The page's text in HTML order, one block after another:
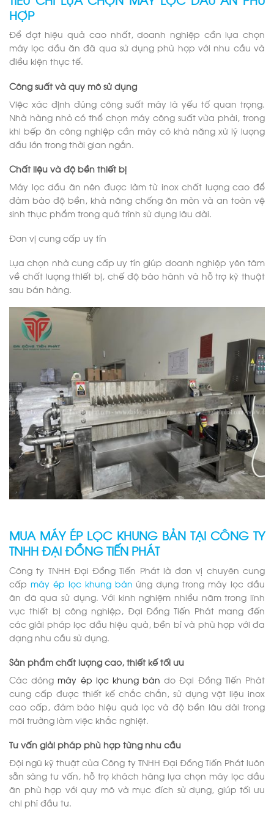
HỢP
Để đạt hiệu quả cao nhất, doanh nghiệp cần lựa chọn
máy lọc dầu ăn đã qua sử dụng phù hợp với nhu cầu và
điều kiện thực tế.
Công suất và quy mô sử dụng
Việc xác định đúng công suất máy là yếu tố quan trọng.
Nhà hàng nhỏ có thể chọn máy công suất vừa phải, trong
khi bếp ăn công nghiệp cần máy có khả năng xử lý lượng
dầu lớn trong thời gian ngắn.
Chất liệu và độ bền thiết bị
Máy lọc dầu ăn nên được làm từ inox chất lượng cao để
đảm bảo độ bền, khả năng chống ăn mòn và an toàn vệ
sinh thực phẩm trong quá trình sử dụng lâu dài.
Đơn vị cung cấp uy tín
Lựa chọn nhà cung cấp uy tín giúp doanh nghiệp yên tâm
về chất lượng thiết bị, chế độ bảo hành và hỗ trợ kỹ thuật
sau bán hàng.
MUA MÁY ÉP LỌC KHUNG BẢN TẠI CÔNG TY
TNHH ĐẠI ĐỒNG TIẾN PHÁT
Công ty TNHH Đại Đồng Tiến Phát là đơn vị chuyên cung
cấp máy ép lọc khung bản ứng dụng trong máy lọc dầu
ăn đã qua sử dụng. Với kinh nghiệm nhiều năm trong lĩnh
vực thiết bị công nghiệp, Đại Đồng Tiến Phát mang đến
các giải pháp lọc dầu hiệu quả, bền bỉ và phù hợp với đa
dạng nhu cầu sử dụng.
Sản phẩm chất lượng cao, thiết kế tối ưu
Các dòngmáy ép lọc khung bản do Đại Đồng Tiến Phát
cung cấp được thiết kế chắc chắn, sử dụng vật liệu inox
cao cấp, đảm bảo hiệu quả lọc và độ bền lâu dài trong
môi trường làm việc khắc nghiệt.
Tư vấn giải pháp phù hợp từng nhu cầu
Đội ngũ kỹ thuật của Công ty TNHH Đại Đồng Tiến Phát luôn
sẵn sàng tư vấn, hỗ trợ khách hàng lựa chọn máy lọc dầu
ăn phù hợp với quy mô và mục đích sử dụng, giúp tối ưu
chi phí đầu tư.